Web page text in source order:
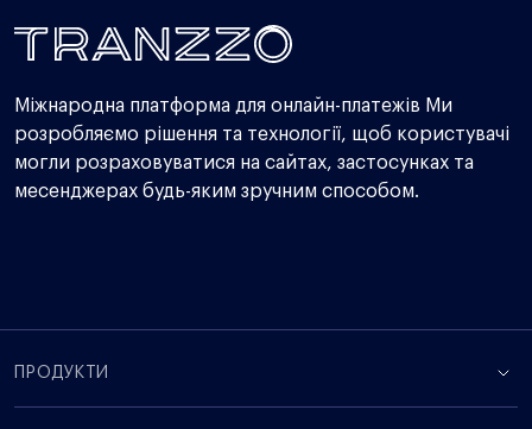
Міжнародна платформа для онлайн-платежів Ми
розробляємо рішення та технології, щоб користувачі
могли розраховуватися на сайтах, застосунках та
месенджерах будь-яким зручним способом.
ПРОДУКТИ